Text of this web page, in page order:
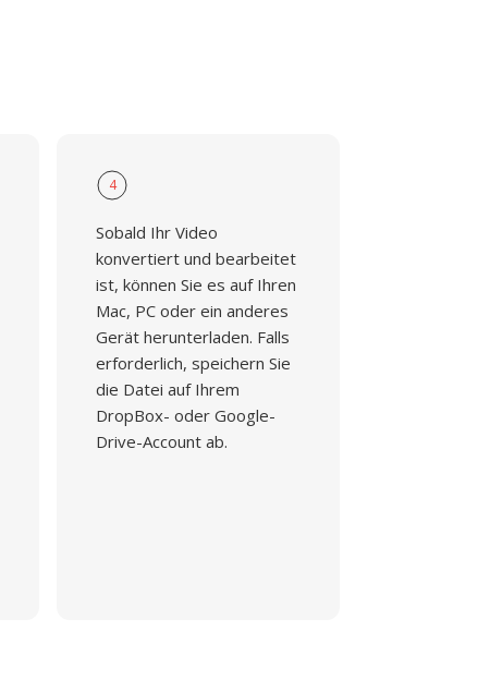
4
Sobald Ihr Video
konvertiert und bearbeitet
ist, können Sie es auf Ihren
Mac, PC oder ein anderes
Gerät herunterladen. Falls
erforderlich, speichern Sie
die Datei auf Ihrem
DropBox- oder Google-
Drive-Account ab.